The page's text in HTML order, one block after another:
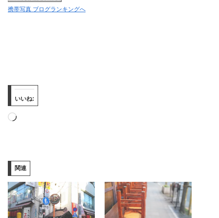
携帯写真 ブログランキングへ
いいね:
読
み
中…
関連